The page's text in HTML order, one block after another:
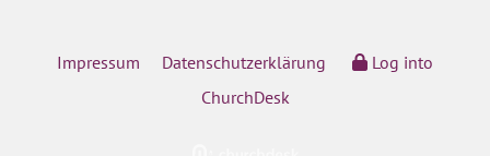
Impressum Datenschutzerklärung
Log into
ChurchDesk